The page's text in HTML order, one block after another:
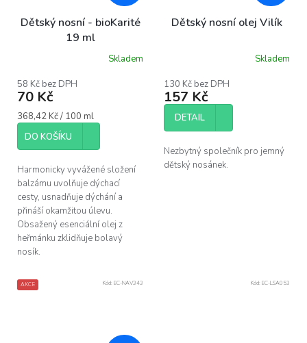
Dětský nosní - bioKarité
19 ml
produktu
je
z
hvězdiček.
Skladem
58 Kč bez DPH
70 Kč
Měrná
cena:
368,42 Kč / 100 ml
DO KOŠÍKU
Harmonicky vyvážené složení
balzámu uvolňuje dýchací
cesty, usnadňuje dýchání a
přináší okamžitou úlevu.
Obsažený esenciální olej z
heřmánku zklidňuje bolavý
nosík.
Dětský nosní olej Vilík
produktu
je
5,0
5
Skladem
130 Kč bez DPH
157 Kč
DETAIL
Nezbytný společník pro jemný
dětský nosánek.
AKCE Kód: EC-NAV343 Kód: EC-LSA053